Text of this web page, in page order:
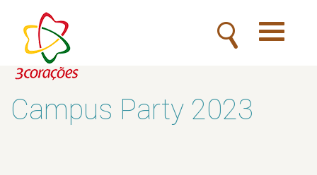
Toggle
navigation
Campus Party 2023